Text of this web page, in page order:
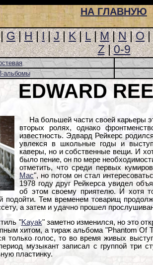
НА ГЛАВНУЮ
G|H|I|J|K|L|M|N|O|
Z|0-9
альбомы
EDWARD
На большей части своей карьеры
вторых ролях, однако
известность. Эдвард Рейкерс
увлекся в школьные годы и
каверы, но и собственные вещи. И
было пение, он по мере
отметить, что среди первых
Mac", но потом он стал
1978 году друг Рейкерса увидел
об этом своему приятелю. И хотя
подойти. Тем временем товарищ
а затем и удачно прошел
"Kayak" заметно изменился, но это
хитом, а тираж альбома "Phantom Of
только голос, то во время живых
музыкант записал с группой три
пластинку.